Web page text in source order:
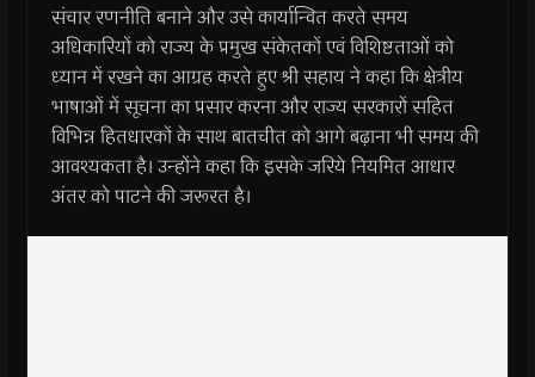
संचार रणनीति बनाने और उसे कार्यान्वित करते समय
अधिकारियों को राज्य के प्रमुख संकेतकों एवं विशिष्टताओं को
ध्यान में रखने का आग्रह करते हुए श्री सहाय ने कहा कि क्षेत्रीय
भाषाओं में सूचना का प्रसार करना और राज्य सरकारों सहित
विभिन्न हितधारकों के साथ बातचीत को आगे बढ़ाना भी समय की
आवश्यकता है। उन्होंने कहा कि इसके जरिये नियमित आधार
अंतर को पाटने की जरूरत है।